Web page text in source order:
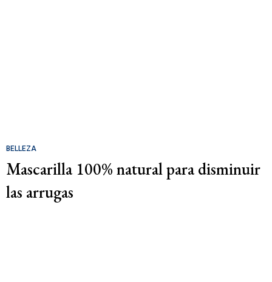
BELLEZA
Mascarilla 100% natural para disminuir
las arrugas